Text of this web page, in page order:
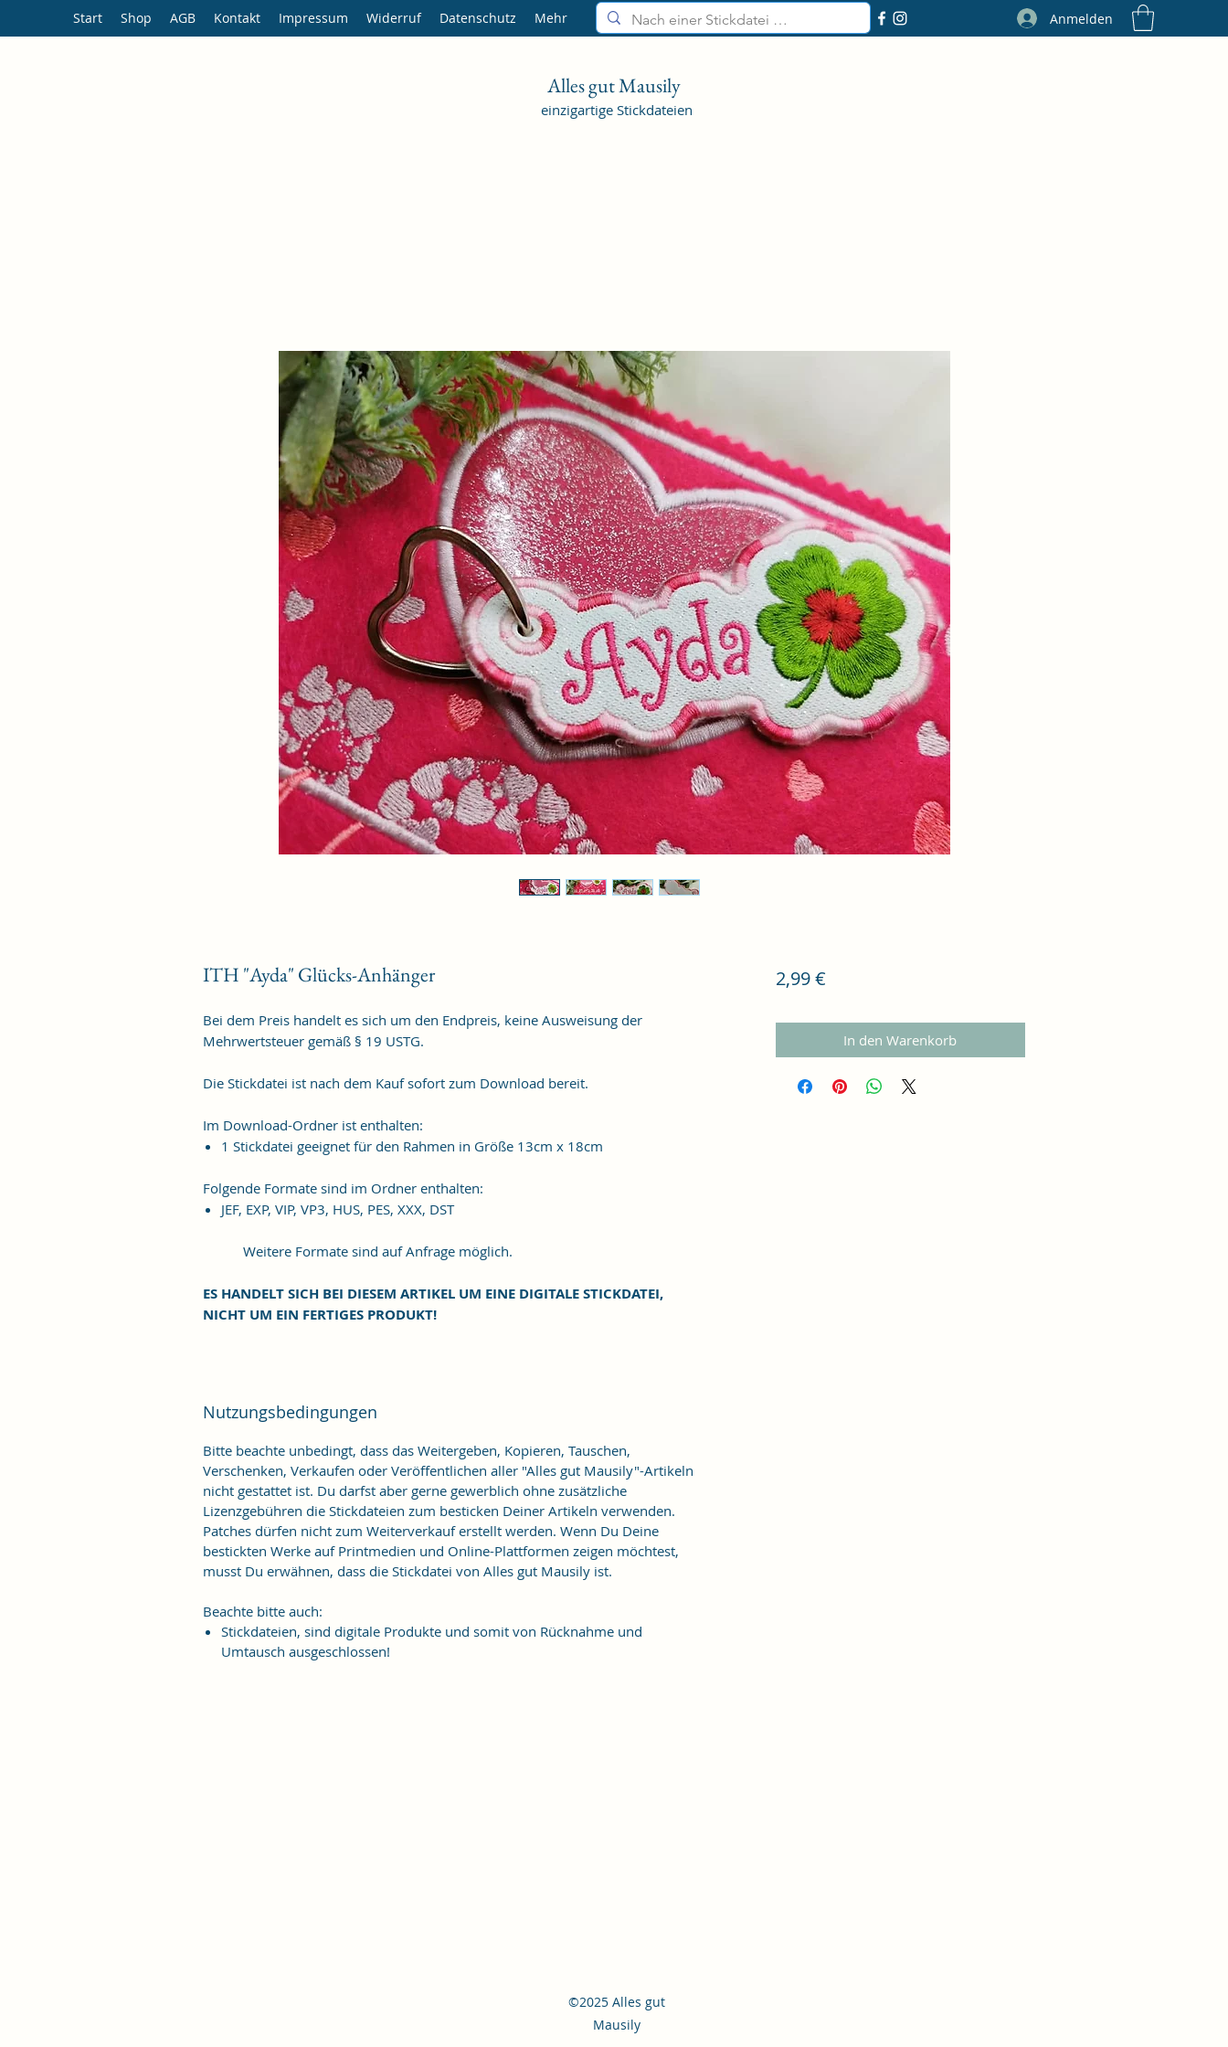
Alles gut Mausily
einzigartige Stickdateien
Start Shop AGB Kontakt Impressum Widerruf Datenschutz Mehr Anmelden
ITH "Ayda" Glücks-Anhänger
Bei dem Preis handelt es sich um den Endpreis, keine Ausweisung der
Mehrwertsteuer gemäß § 19 USTG.
Die Stickdatei ist nach dem Kauf sofort zum Download bereit.
Im Download-Ordner ist enthalten:
1 Stickdatei geeignet für den Rahmen in Größe 13cm x 18cm
Folgende Formate sind im Ordner enthalten:
JEF, EXP, VIP, VP3, HUS, PES, XXX, DST
Weitere Formate sind auf Anfrage möglich.
ES HANDELT SICH BEI DIESEM ARTIKEL UM EINE DIGITALE STICKDATEI,
NICHT UM EIN FERTIGES PRODUKT!
Nutzungsbedingungen
Bitte beachte unbedingt, dass das Weitergeben, Kopieren, Tauschen,
Verschenken, Verkaufen oder Veröffentlichen aller "Alles gut Mausily"-Artikeln
nicht gestattet ist. Du darfst aber gerne gewerblich ohne zusätzliche
Lizenzgebühren die Stickdateien zum besticken Deiner Artikeln verwenden.
Patches dürfen nicht zum Weiterverkauf erstellt werden. Wenn Du Deine
bestickten Werke auf Printmedien und Online-Plattformen zeigen möchtest,
musst Du erwähnen, dass die Stickdatei von Alles gut Mausily ist.
Beachte bitte auch:
Stickdateien, sind digitale Produkte und somit von Rücknahme und
Umtausch ausgeschlossen!
2,99 €Preis
In den Warenkorb
©2025 Alles gut
Mausily